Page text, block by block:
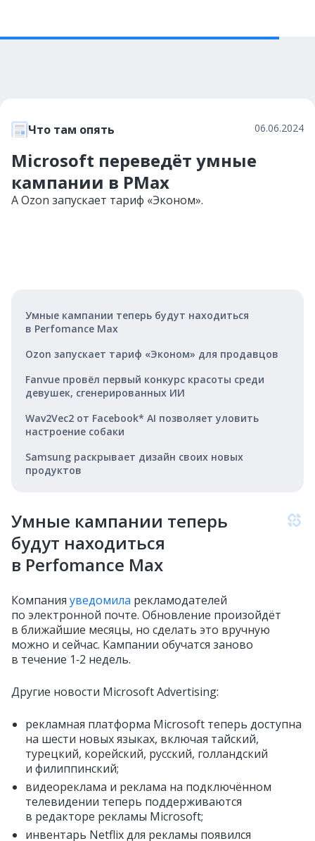
Что там опять 06.06.2024
Microsoft переведёт умные
кампании в PMax
А Ozon запускает тариф «Эконом».
Умные кампании теперь будут находиться
в Perfomance Max
Ozon запускает тариф «Эконом» для продавцов
Fanvue провёл первый конкурс красоты среди
девушек, сгенерированных ИИ
Wav2Vec2 от Facebook* AI позволяет уловить
настроение собаки
Samsung раскрывает дизайн своих новых
продуктов
Умные кампании теперь
будут находиться
в Perfomance Max
Компания уведомила рекламодателей
по электронной почте. Обновление произойдёт
в ближайшие месяцы, но сделать это вручную
можно и сейчас. Кампании обучатся заново
в течение 1‑2 недель.
Другие новости Microsoft Advertising:
рекламная платформа Microsoft теперь доступна
на шести новых языках, включая тайский,
турецкий, корейский, русский, голландский
и филиппинский;
видеореклама и реклама на подключённом
телевидении теперь поддерживаются
в редакторе рекламы Microsoft;
инвентарь Netflix для рекламы появился